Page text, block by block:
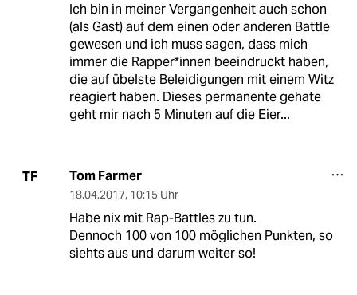
Ich bin in meiner Vergangenheit auch schon
(als Gast) auf dem einen oder anderen Battle
gewesen und ich muss sagen, dass mich
immer die Rapper*innen beeindruckt haben,
die auf übelste Beleidigungen mit einem Witz
reagiert haben. Dieses permanente gehate
geht mir nach 5 Minuten auf die Eier...
TF Tom Farmer
18.04.2017, 10:15 Uhr
Habe nix mit Rap-Battles zu tun.
Dennoch 100 von 100 möglichen Punkten, so
siehts aus und darum weiter so!